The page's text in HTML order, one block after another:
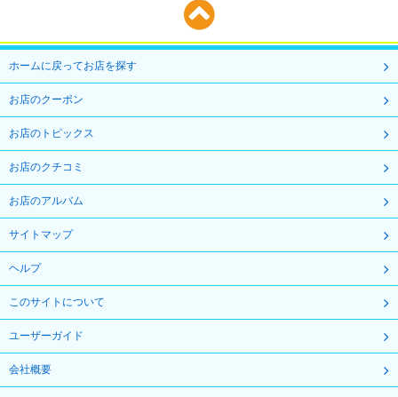
ホームに戻ってお店を探す
お店のクーポン
お店のトピックス
お店のクチコミ
お店のアルバム
サイトマップ
ヘルプ
このサイトについて
ユーザーガイド
会社概要